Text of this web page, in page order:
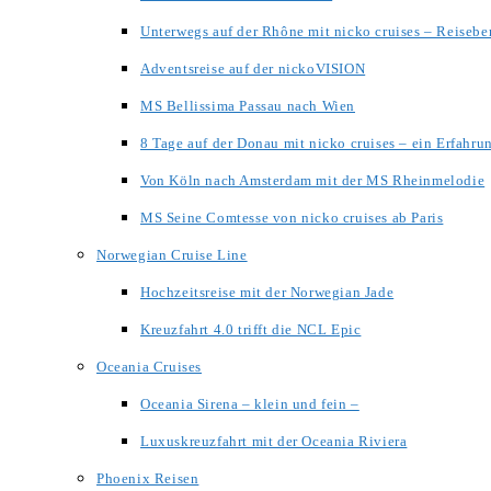
Unterwegs auf der Rhône mit nicko cruises –
Adventsreise auf der nickoVISION
MS Bellissima Passau nach Wien
8 Tage auf der Donau mit nicko cruises – ein
Von Köln nach Amsterdam mit der MS Rheinmelodie
MS Seine Comtesse von nicko cruises ab Paris
Norwegian Cruise Line
Hochzeitsreise mit der Norwegian Jade
Kreuzfahrt 4.0 trifft die NCL Epic
Oceania Cruises
Oceania Sirena – klein und fein –
Luxuskreuzfahrt mit der Oceania Riviera
Phoenix Reisen